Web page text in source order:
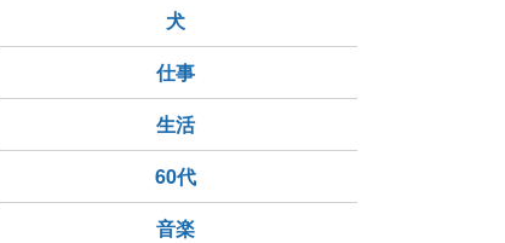
犬
仕事
生活
60代
音楽